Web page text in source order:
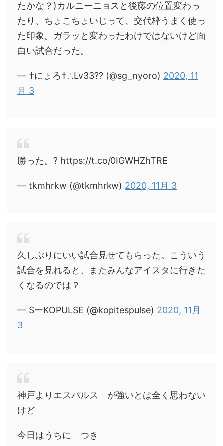
たかな？)カルニーニョスと後藤の位置変わっ
たり、ちょこちょいじって、交代枠うまく使っ
た印象。ガラッと変わったわけではないけど面
白い試合だった。
— †にょろ†∴Lv33?? (@sg_nyoro) 2020, 11
月 3
勝った。? https://t.co/0IGWHZhTRE
— tkmhrkw (@tkmhrkw) 2020, 11月 3
久しぶりにいい試合見せてもらった。こういう
試合を見れると、またみんなアイスタに行きた
くなるのでは？
— SーKOPULSE (@kopitespulse) 2020, 11月
3
神戸よりエスパルス が強いとは全く思わない
けど
今日はうちに つき